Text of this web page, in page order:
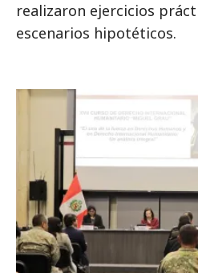
realizaron ejercicios
escenarios hipotéticos.